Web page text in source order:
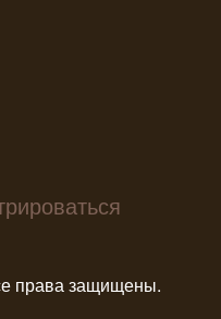
права защищены.